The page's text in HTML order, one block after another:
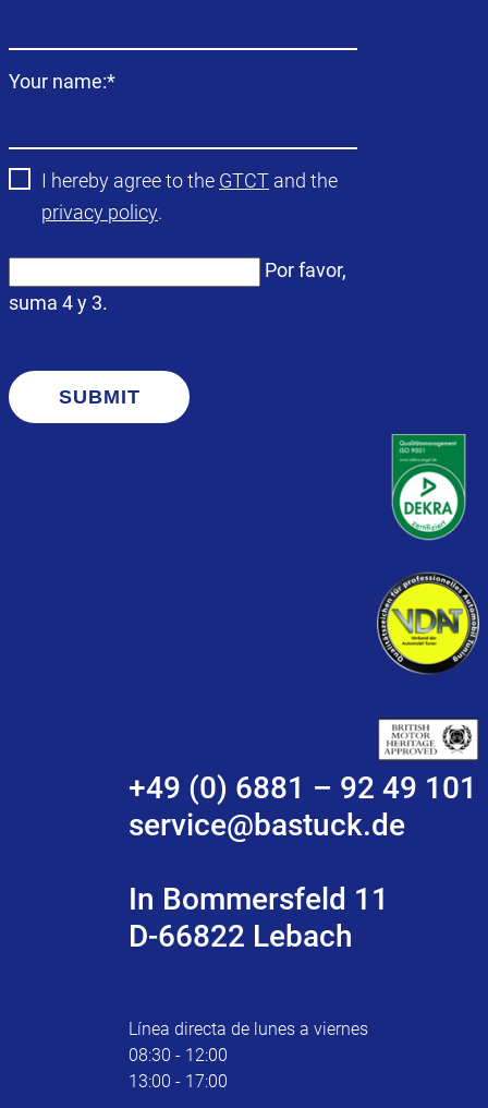
Campo
Your name:*
I hereby agree to the GTCT and the
privacy policy.
Por favor,
suma 4 y 3.
SUBMIT
+49 (0) 6881 – 92 49 101
service@bastuck.de
In Bommersfeld 11
D-66822 Lebach
Línea directa de lunes a viernes
08:30 - 12:00
13:00 - 17:00